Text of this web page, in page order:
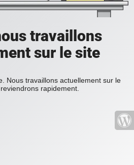
travaillons
sur le site
Nous travaillons actuellement sur le
rapidement.